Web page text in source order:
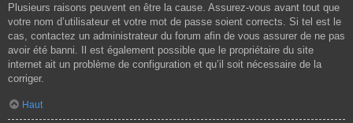
Plusieurs raisons peuvent en être la cause. Assurez-vous avant tout que
votre nom d’utilisateur et votre mot de passe soient corrects. Si tel est le
cas, contactez un administrateur du forum afin de vous assurer de ne pas
avoir été banni. Il est également possible que le propriétaire du site
internet ait un problème de configuration et qu’il soit nécessaire de la
corriger.
Haut